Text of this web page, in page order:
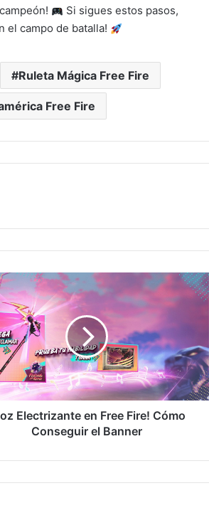
Si sigues estos pasos,
el campo de batalla!
Ruleta Mágica Free Fire
Free Fire
Electrizante en Free Fire! Cómo
Conseguir el Banner